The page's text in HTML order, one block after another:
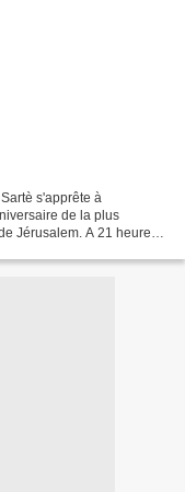
s'apprête à
de la plus
Jérusalem. A 21 heures